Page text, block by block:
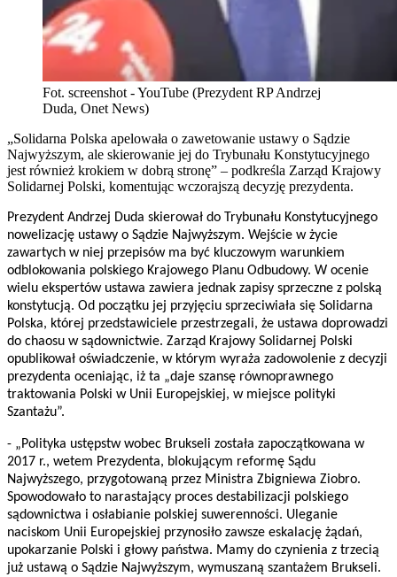
Fot. screenshot - YouTube (Prezydent RP Andrzej
Duda, Onet News)
„Solidarna Polska apelowała o zawetowanie ustawy o Sądzie
Najwyższym, ale skierowanie jej do Trybunału Konstytucyjnego
jest również krokiem w dobrą stronę” – podkreśla Zarząd Krajowy
Solidarnej Polski, komentując wczorajszą decyzję prezydenta.
Prezydent Andrzej Duda skierował do Trybunału Konstytucyjnego
nowelizację ustawy o Sądzie Najwyższym. Wejście w życie
zawartych w niej przepisów ma być kluczowym warunkiem
odblokowania polskiego Krajowego Planu Odbudowy. W ocenie
wielu ekspertów ustawa zawiera jednak zapisy sprzeczne z polską
konstytucją. Od początku jej przyjęciu sprzeciwiała się Solidarna
Polska, której przedstawiciele przestrzegali, że ustawa doprowadzi
do chaosu w sądownictwie. Zarząd Krajowy Solidarnej Polski
opublikował oświadczenie, w którym wyraża zadowolenie z decyzji
prezydenta oceniając, iż ta „daje szansę równoprawnego
traktowania Polski w Unii Europejskiej, w miejsce polityki
Szantażu”.
- „Polityka ustępstw wobec Brukseli została zapoczątkowana w
2017 r., wetem Prezydenta, blokującym reformę Sądu
Najwyższego, przygotowaną przez Ministra Zbigniewa Ziobro.
Spowodowało to narastający proces destabilizacji polskiego
sądownictwa i osłabianie polskiej suwerenności. Uleganie
naciskom Unii Europejskiej przynosiło zawsze eskalację żądań,
upokarzanie Polski i głowy państwa. Mamy do czynienia z trzecią
już ustawą o Sądzie Najwyższym, wymuszaną szantażem Brukseli.